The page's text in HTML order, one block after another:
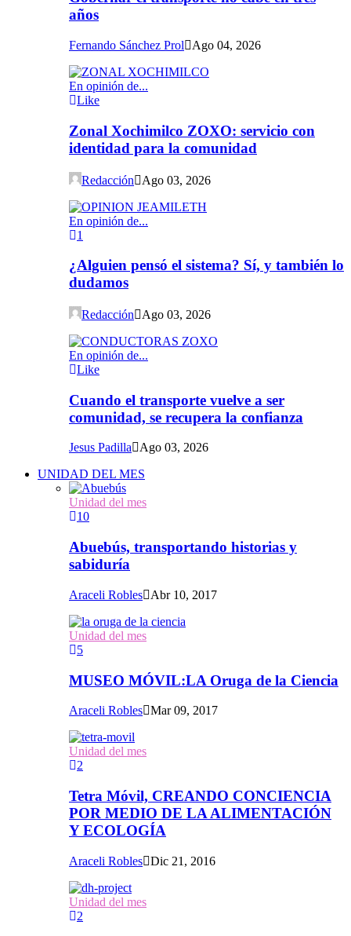
años
Fernando Sánchez Prol Ago 04, 2026
En opinión de...
Like
Zonal Xochimilco ZOXO: servicio con
identidad para la comunidad
Redacción Ago 03, 2026
En opinión de...
1
¿Alguien pensó el sistema? Sí, y también lo
dudamos
Redacción Ago 03, 2026
En opinión de...
Like
Cuando el transporte vuelve a ser
comunidad, se recupera la confianza
Jesus Padilla Ago 03, 2026
UNIDAD DEL MES
Unidad del mes
10
Abuebús, transportando historias y
sabiduría
Araceli Robles Abr 10, 2017
Unidad del mes
5
MUSEO MÓVIL:LA Oruga de la Ciencia
Araceli Robles Mar 09, 2017
Unidad del mes
2
Tetra Móvil, CREANDO CONCIENCIA
POR MEDIO DE LA ALIMENTACIÓN
Y ECOLOGÍA
Araceli Robles Dic 21, 2016
Unidad del mes
2